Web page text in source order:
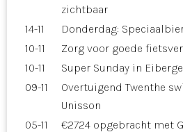
zichtbaar
14-11
Donderdag:
10-11
Zorg voor goede
10-11
Super Sunday in
09-11
Overtuigend Twenthe
Unisson
05-11
€2724 opgebracht met